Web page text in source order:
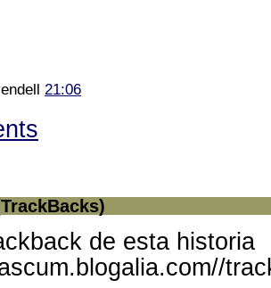
21:06
de esta historia